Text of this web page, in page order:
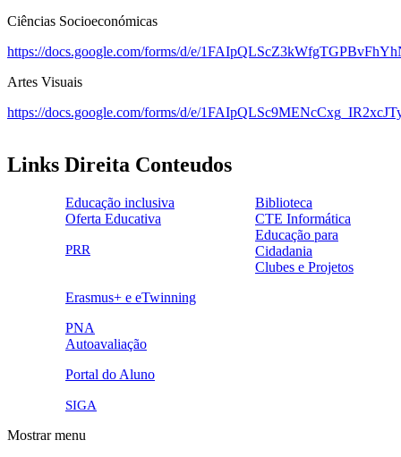
Ciências Socioeconómicas
https://docs.google.com/forms/d/e/
Artes Visuais
https://docs.google.com/forms/d/e/
Links Direita Conteudos
ensinoinclusivo.png
Educação inclusiva
link1.png
Biblioteca
oferta_edu.png
Oferta Educativa
cte2.png
CTE Informática
selo_importancia_estrategica.png
PRR
logo_epc_2.png
Educação para
Cidadania
Clubes e Projetos
ue.png.png
Erasmus+ e eTwinning
pna.png
PNA
eye-42848_640.png
Autoavaliação
link4.png
Portal do Aluno
SIGA
Mostrar menu